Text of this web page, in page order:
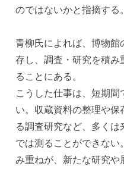
のではないかと指摘する。
青柳氏によれば、博物館
存し、調査・研究を積み
ることにある。
こうした仕事は、短期
い。収蔵資料の整理や
る調査研究など、多く
では測ることができな
み重ねが、新たな研究や